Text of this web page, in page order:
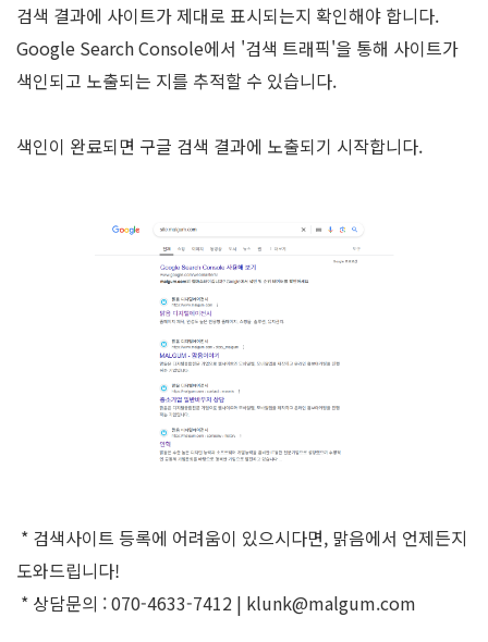
검색 결과에 사이트가 제대로 표시되는지 확인해야 합니다.
Google Search Console에서 '검색 트래픽'을 통해 사이트가
색인되고 노출되는 지를 추적할 수 있습니다.
색인이 완료되면 구글 검색 결과에 노출되기 시작합니다.
* 검색사이트 등록에 어려움이 있으시다면, 맑음에서 언제든지
도와드립니다!
* 상담문의 : 070-4633-7412 | klunk@malgum.com